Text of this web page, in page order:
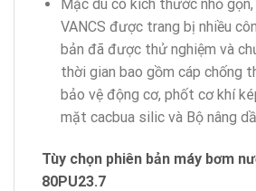
Mặc dù có kích thước nhỏ
VANCS được trang bị nhiều
bản đã được thử nghiệm và
thời gian bao gồm cáp chống
bảo vệ động cơ, phốt cơ khí
mặt cacbua silic và Bộ nâng
Tùy chọn phiên bản máy bơm
80PU23.7